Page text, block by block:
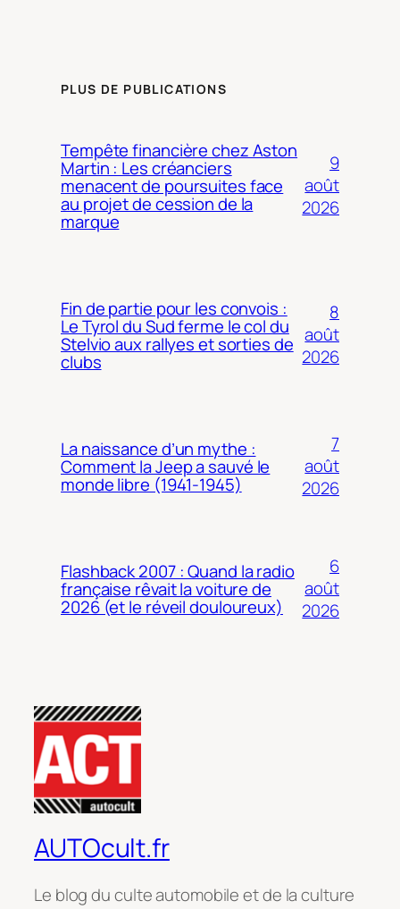
PLUS DE PUBLICATIONS
Tempête financière chez Aston
Martin : Les créanciers
menacent de poursuites face
au projet de cession de la
marque
9
août
2026
Fin de partie pour les convois :
Le Tyrol du Sud ferme le col du
Stelvio aux rallyes et sorties de
clubs
8
août
2026
La naissance d’un mythe :
Comment la Jeep a sauvé le
monde libre (1941-1945)
7
août
2026
Flashback 2007 : Quand la radio
française rêvait la voiture de
2026 (et le réveil douloureux)
6
août
2026
AUTOcult.fr
Le blog du culte automobile et de la culture